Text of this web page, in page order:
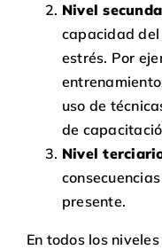
Nivel
capacidad
estrés. Por
uso de
de
Nivel
presente.
En todos los